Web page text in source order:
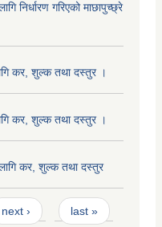
निर्धारण गरिएको माछापुच्छ्रे
कर, शुल्क तथा दस्तुर ।
कर, शुल्क तथा दस्तुर ।
कर, शुल्क तथा दस्तुर
next › last »